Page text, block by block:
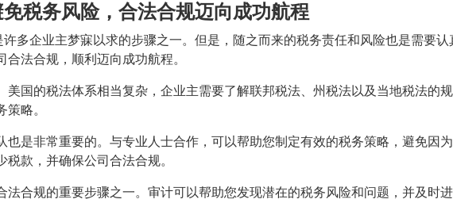
税务风险，合法合规迈向成功航程
多企业主梦寐以求的步骤之一。但是，随之而来的税务责任和风险也是需要
法合规，顺利迈向成功航程。
国的税法体系相当复杂，企业主需要了解联邦税法、州税法以及当地税法的
略。
也是非常重要的。与专业人士合作，可以帮助您制定有效的税务策略，避免因
款，并确保公司合法合规。
法合规的重要步骤之一。审计可以帮助您发现潜在的税务风险和问题，并及时